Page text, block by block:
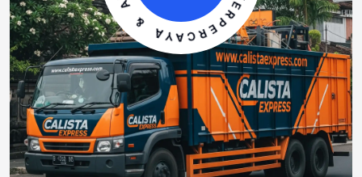
T
E
R
P
E
R
C
A
Y
A
&